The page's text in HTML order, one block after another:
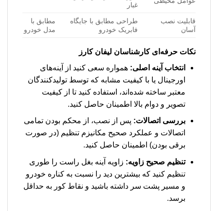
غبار
قابلیت نصب
آسان
طراحی مطابق با جایگاه
فابریک خودرو
مطابق با
مدل خودرو
نکات حرفه‌ای کارشناسان لیفان کارز
انتخاب آینه اصلی: همواره سعی کنید از آینه‌های
اورجینال یا با کیفیت مشابه که توسط تولیدکنندگان
معتبر ساخته شده‌اند، استفاده کنید تا از کیفیت
تصویر و دوام بالا اطمینان حاصل کنید.
بررسی اتصالات: پس از نصب، از محکم بودن تمامی
اتصالات و عملکرد صحیح مکانیزم تنظیم (در صورت
برقی بودن) اطمینان حاصل کنید.
تنظیم صحیح زاویه: زاویه آینه بغل راست را طوری
تنظیم کنید که بیشترین دید را نسبت به کناره خودرو
و مسیر پشت سر داشته باشید و نقاط کور به حداقل
برسد.